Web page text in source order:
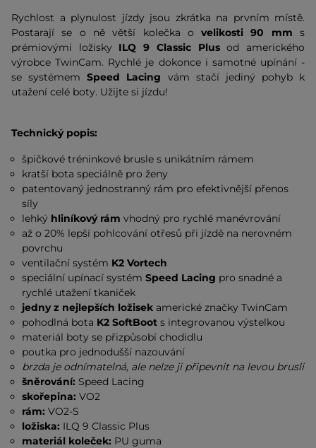
Rychlost a plynulost jízdy jsou zkrátka na prvním místě.
Postarají se o ně větší kolečka ovelikosti 90 mms
prémiovými ložisky ILQ 9 Classic Plusod amerického
výrobce TwinCam. Rychlé je dokonce i samotné upínání -
se systémemSpeed Lacing vám stačí jediný pohyb k
utažení celé boty. Užijte si jízdu!
Technický popis:
špičkové tréninkové brusle s unikátním rámem
kratší bota speciálně pro ženy
patentovaný jednostranný rám pro efektivnější přenos
síly
lehký hliníkový rámvhodný pro rychlé manévrování
až o 20% lepší pohlcování otřesů při jízdě na nerovném
povrchu
ventilační systém K2 Vortech
speciální upínací systémSpeed Lacing pro snadné a
rychlé utažení tkaniček
jedny z nejlepších ložisek americké značky TwinCam
pohodlná bota K2 SoftBoot s integrovanou výstelkou
materiál boty se přizpůsobí chodidlu
poutka pro jednodušší nazouvání
brzda je odnímatelná, ale nelze ji připevnit na levou brusli
šněrování: Speed Lacing
skořepina: VO2
rám: VO2-S
ložiska: ILQ 9 Classic Plus
materiál koleček: PU guma